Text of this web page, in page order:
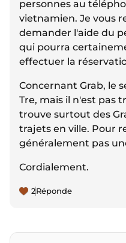
personnes au
vietnamien. Je vous
demander l'aide du
qui pourra
effectuer la
Concernant Grab, le
Tre, mais il n'est pas
trouve surtout des
trajets en ville. Pour
généralement pas
Cordialement.
2Réponde